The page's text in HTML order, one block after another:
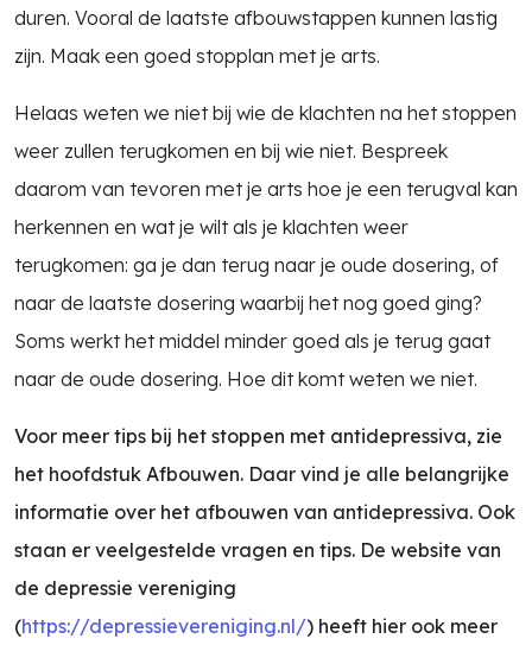
duren. Vooral de laatste afbouwstappen kunnen lastig
zijn. Maak een goed stopplan met je arts.
Helaas weten we niet bij wie de klachten na het stoppen
weer zullen terugkomen en bij wie niet. Bespreek
daarom van tevoren met je arts hoe je een terugval kan
herkennen en wat je wilt als je klachten weer
terugkomen: ga je dan terug naar je oude dosering, of
naar de laatste dosering waarbij het nog goed ging?
Soms werkt het middel minder goed als je terug gaat
naar de oude dosering. Hoe dit komt weten we niet.
Voor meer tips bij het stoppen met antidepressiva, zie
het hoofdstuk Afbouwen. Daar vind je alle belangrijke
informatie over het afbouwen van antidepressiva. Ook
staan er veelgestelde vragen en tips. De website van
de depressie vereniging
(https://depressievereniging.nl/) heeft hier ook meer